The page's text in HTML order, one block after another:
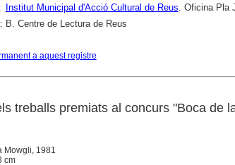
Institut Municipal d'Acció Cultural de Reus . Oficina Pla
B. Centre de Lectura de Reus
a aquest registre
treballs premiats al concurs "Boca de
Mowgli, 1981
cm